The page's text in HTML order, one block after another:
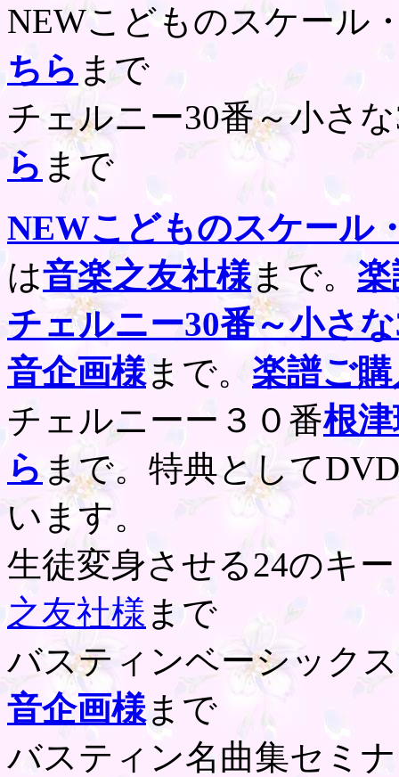
NEWこどものスケー
ちら まで
チェルニー30番～小さ
ら まで
NEWこどものスケール
は音楽之友社様 まで。
チェルニー30番～小さ
音企画様まで。 楽譜ご
チェルニーー３０番根
らまで。特典として
います。
生徒変身させる24のキ
之友社様 まで
バスティンベーシック
音企画様 まで
バスティン名曲集セミ